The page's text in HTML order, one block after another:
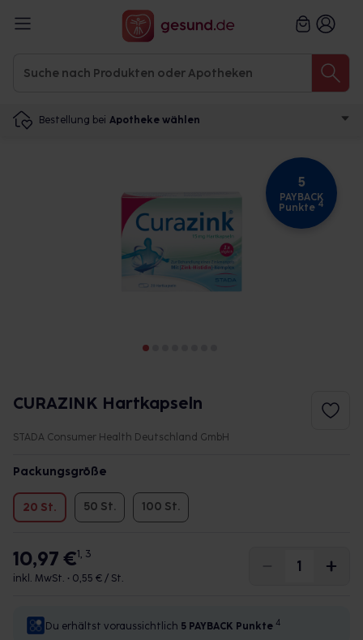
Bestellung bei Apotheke wählen
5
PAYBACK
Punkte 4
CURAZINK Hartkapseln
STADA Consumer Health Deutschland GmbH
Packungsgröße
20 St. 50 St. 100 St.
10,97 €1, 3
inkl. MwSt. • 0,55 € / St.
Du erhältst voraussichtlich 5 PAYBACK Punkte 4